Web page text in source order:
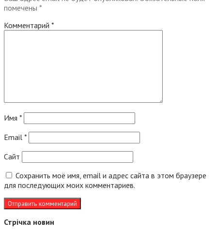
помечены *
Комментарий *
Имя *
Email *
Сайт
Сохранить моё имя, email и адрес сайта в этом браузере
для последующих моих комментариев.
Стрічка новин